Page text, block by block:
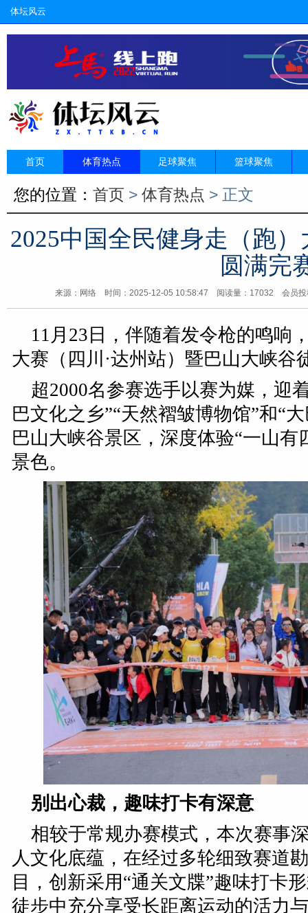
体坛风云
首页 体育热点 足球聚焦 篮球聚焦
您的位置： 首页 > 体育热点 > 正文
2025中国全民健身走（跑
圆满完
来源：网络 时间：2025-12-05 10:58:47 阅读量：17032 会员投
11月23日，伴随着发令枪的鸣响
大赛（四川·达州站）暨巴山大峡谷
超2000名参赛选手以赛为媒，迎
巴文化之乡”“天然褶皱博物馆”和“
巴山大峡谷景区，深度体验“一山有
景色。
别出心裁，趣味打卡有深意
相较于常规办赛模式，本次赛事
人文化底蕴，在经过多轮细致赛道
目，创新采用“通关文牒”趣味打卡
徒步中充分享受长距离运动的活力